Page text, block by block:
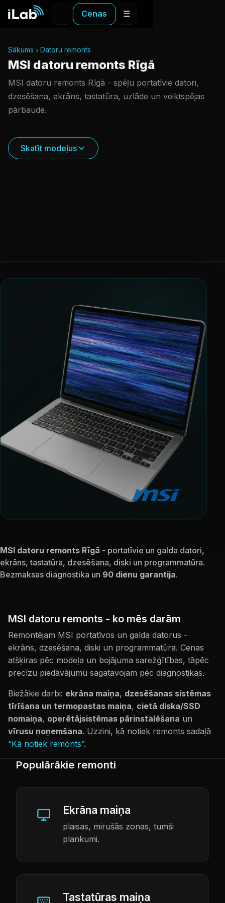
Cenas ☰
Sākums Datoru remonts
MSI datoru remonts Rīgā
MSI datoru remonts Rīgā - spēļu portatīvie datori,
dzesēšana, ekrāns, tastatūra, uzlāde un veiktspējas
pārbaude.
Skatīt modeļus
MSI datoru remonts Rīgā - portatīvie un galda datori,
ekrāns, tastatūra, dzesēšana, diski un programmatūra.
Bezmaksas diagnostika un 90 dienu garantija.
MSI datoru remonts - ko mēs darām
Remontējam MSI portatīvos un galda datorus -
ekrāns, dzesēšana, diski un programmatūra. Cenas
atšķiras pēc modeļa un bojājuma sarežģītības, tāpēc
precīzu piedāvājumu sagatavojam pēc diagnostikas.
Biežākie darbi: ekrāna maiņa, dzesēšanas sistēmas
tīrīšana un termopastas maiņa, cietā diska/SSD
nomaiņa, operētājsistēmas pārinstalēšana un
vīrusu noņemšana. Uzzini, kā notiek remonts sadaļā
“Kā notiek remonts”.
Populārākie remonti
Ekrāna maiņa
plaisas, mirušās zonas, tumši
plankumi.
Tastatūras maiņa